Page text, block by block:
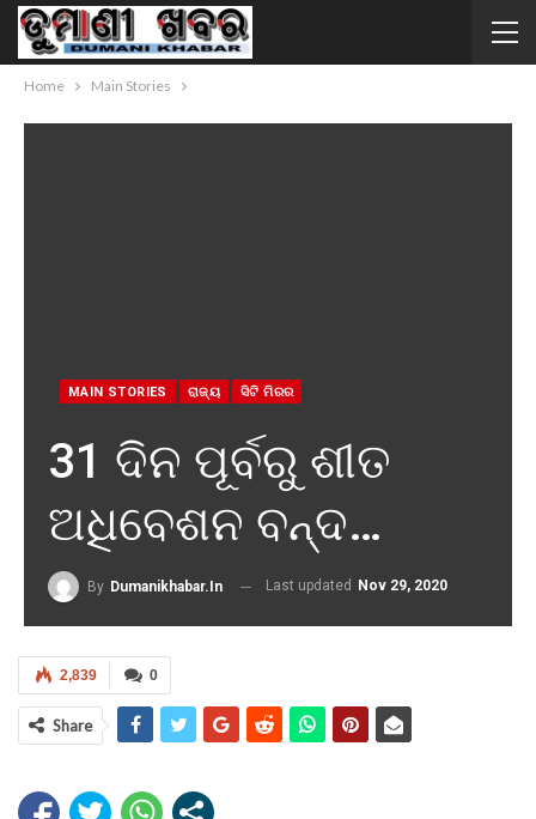
Home Main Stories
MAIN STORIES ରାଜ୍ୟ ସିଟି ମିରର
31 ଦିନ ପୂର୍ବରୁ ଶୀତ
ଅଧିବେଶନ ବନ୍ଦ…
By Dumanikhabar.in Last updated Nov 29, 2020
0
2,839
Share